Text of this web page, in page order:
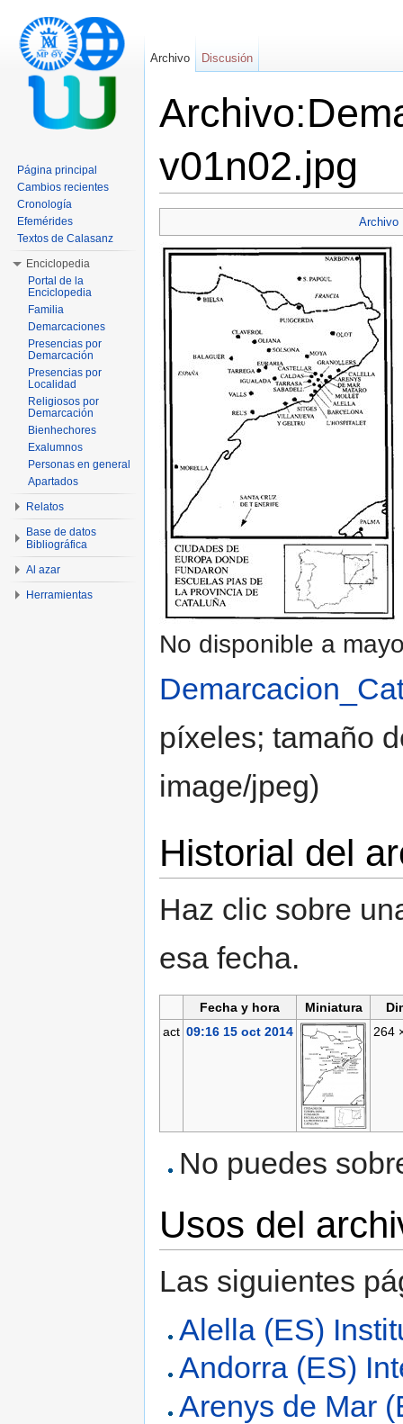
v01n02.jpg
Archivo
No disponible a
píxeles; tamaño
image/jpeg)
Historial del
Haz clic sobre
esa fecha.
Fecha y hora Miniatura
act 09:16 15 oct 2014 264
No puedes
Usos del
Las siguientes
Alella (ES)
Andorra (ES)
Arenys de Mar
Archivo Discusión
Página principal
Cambios recientes
Cronología
Efemérides
Textos de Calasanz
Enciclopedia
Portal de la
Enciclopedia
Familia
Demarcaciones
Presencias por
Demarcación
Presencias por
Localidad
Religiosos por
Demarcación
Bienhechores
Exalumnos
Personas en general
Apartados
Relatos
Base de datos
Bibliográfica
Al azar
Herramientas